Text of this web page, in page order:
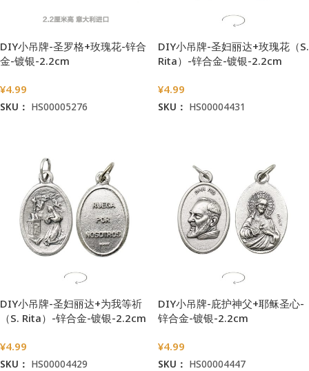
DIY小吊牌-圣罗格+玫瑰花-锌合
金-镀银-2.2cm
¥4.99
SKU： HS00005276
DIY小吊牌-圣妇丽达+玫瑰花（S.
Rita）-锌合金-镀银-2.2cm
¥4.99
SKU： HS00004431
DIY小吊牌-圣妇丽达+为我等祈
（S. Rita）-锌合金-镀银-2.2cm
¥4.99
SKU： HS00004429
DIY小吊牌-庇护神父+耶稣圣心-
锌合金-镀银-2.2cm
¥4.99
SKU： HS00004447